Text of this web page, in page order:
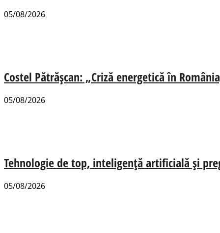
05/08/2026
Costel Pătrășcan: „Criză energetică în
05/08/2026
Tehnologie de top, inteligență artificială și
05/08/2026